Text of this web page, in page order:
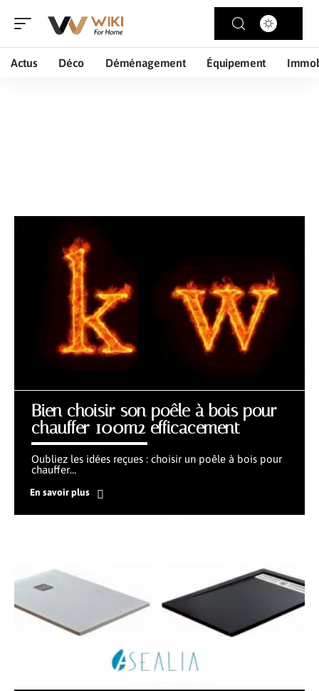
Actus Déco Déménagement Équipement
Bien choisir son poêle à bois pour
chauffer 100m2 efficacement
Oubliez les idées reçues : choisir un poêle à bois pour
chauffer…
En savoir plus